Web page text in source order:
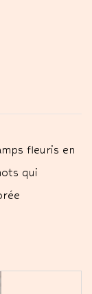
fleuris en
qui